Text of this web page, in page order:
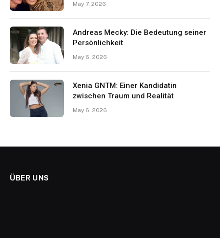
May 7, 2026
Andreas Mecky: Die Bedeutung seiner
Persönlichkeit
May 6, 2026
Xenia GNTM: Einer Kandidatin
zwischen Traum und Realität
May 6, 2026
ÜBER UNS